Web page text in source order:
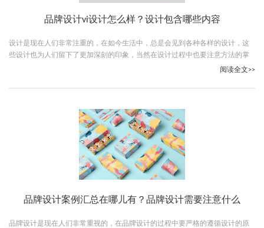
品牌设计vi设计怎么样？设计包含哪些内容
设计是现在人们非常注重的，在如今生活中，总是会见到各种各样的设计，这
些设计也为人们留下了更加深刻的印象，当然在设计过程中也要注意方法的掌
握，那么品牌设计vi设计怎么样呢？下面让我们跟随古柏广告设计一起详细了解
阅读全文>>
品牌设计案例汇总在哪儿有？品牌设计需要注意什么
品牌设计是现在人们非常重视的，在品牌设计的过程中要严格的遵循设计的原